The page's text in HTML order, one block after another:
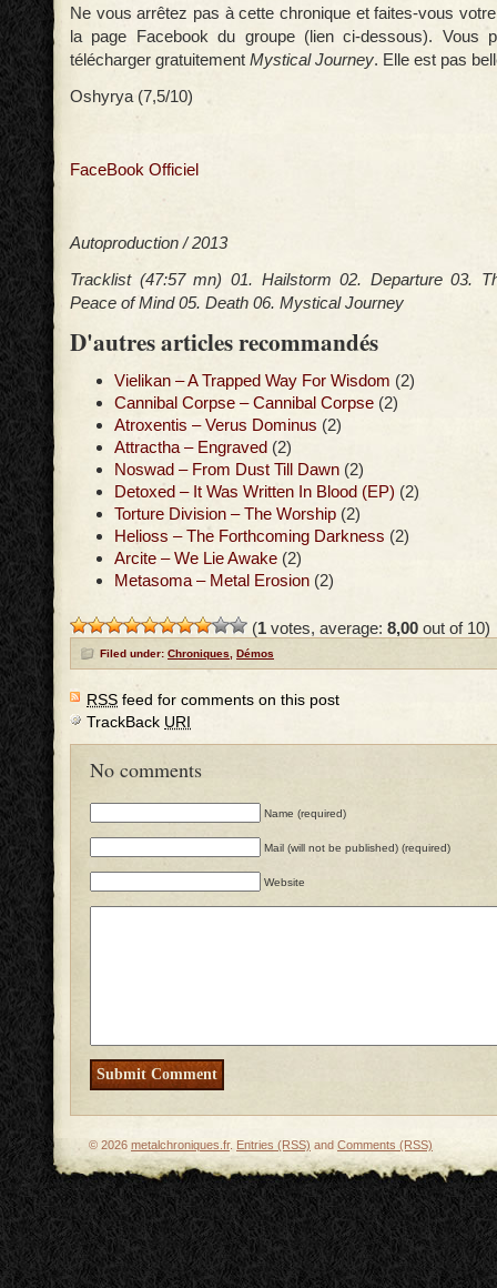
Ne vous arrêtez pas à cette chronique et faites-vous
la page Facebook du groupe (lien ci-dessous). Vous
télécharger gratuitement Mystical Journey. Elle est pas
Oshyrya (7,5/10)
FaceBook Officiel
Autoproduction / 2013
Tracklist (47:57 mn) 01. Hailstorm 02. Departure 03.
Peace of Mind 05. Death 06. Mystical Journey
D'autres articles recommandés
Vielikan – A Trapped Way For Wisdom (2)
Cannibal Corpse – Cannibal Corpse (2)
Atroxentis – Verus Dominus (2)
Attractha – Engraved (2)
Noswad – From Dust Till Dawn (2)
Detoxed – It Was Written In Blood (EP) (2)
Torture Division – The Worship (2)
Helioss – The Forthcoming Darkness (2)
Arcite – We Lie Awake (2)
Metasoma – Metal Erosion (2)
(1 votes, average: 8,00 out of 10)
Filed under: Chroniques Démos
RSS feed for comments on this post
TrackBack URI
No comments
Name (required)
Mail (will not be published) (required)
Website
© 2026 metalchroniques.fr. Entries (RSS) and Comments (RSS)